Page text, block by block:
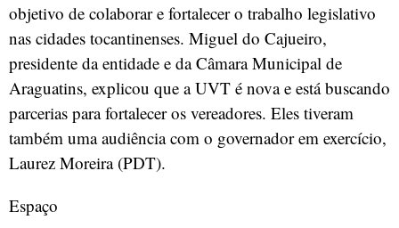
objetivo de colaborar e fortalecer o trabalho legislativo
nas cidades tocantinenses. Miguel do Cajueiro,
presidente da entidade e da Câmara Municipal de
Araguatins, explicou que a UVT é nova e está buscando
parcerias para fortalecer os vereadores. Eles tiveram
também uma audiência com o governador em exercício,
Laurez Moreira (PDT).
Espaço